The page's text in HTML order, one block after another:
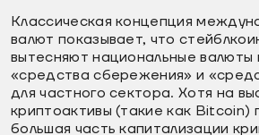
Классическая концепция
валют показывает, что
вытесняют национальные валюты
«средства сбережения» и
для частного сектора. Хотя на
криптоактивы (такие как Bitcoin)
большая часть капитализации